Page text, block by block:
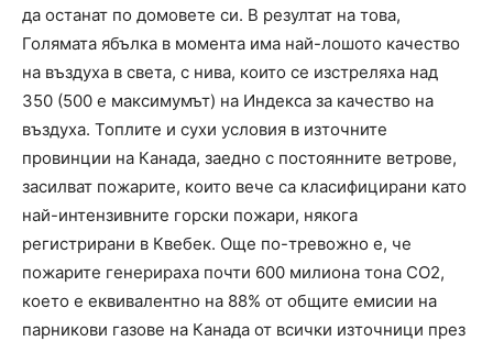
да останат по домовете си. В резултат на това,
Голямата ябълка в момента има най-лошото качество
на въздуха в света, с нива, които се изстреляха над
350 (500 е максимумът) на Индекса за качество на
въздуха. Топлите и сухи условия в източните
провинции на Канада, заедно с постоянните ветрове,
засилват пожарите, които вече са класифицирани като
най-интензивните горски пожари, някога
регистрирани в Квебек. Още по-тревожно е, че
пожарите генерираха почти 600 милиона тона CO2,
което е еквивалентно на 88% от общите емисии на
парникови газове на Канада от всички източници през